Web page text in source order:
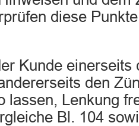
diese
Kunde einerseits
den
lassen, Lenkung
Bl. 104